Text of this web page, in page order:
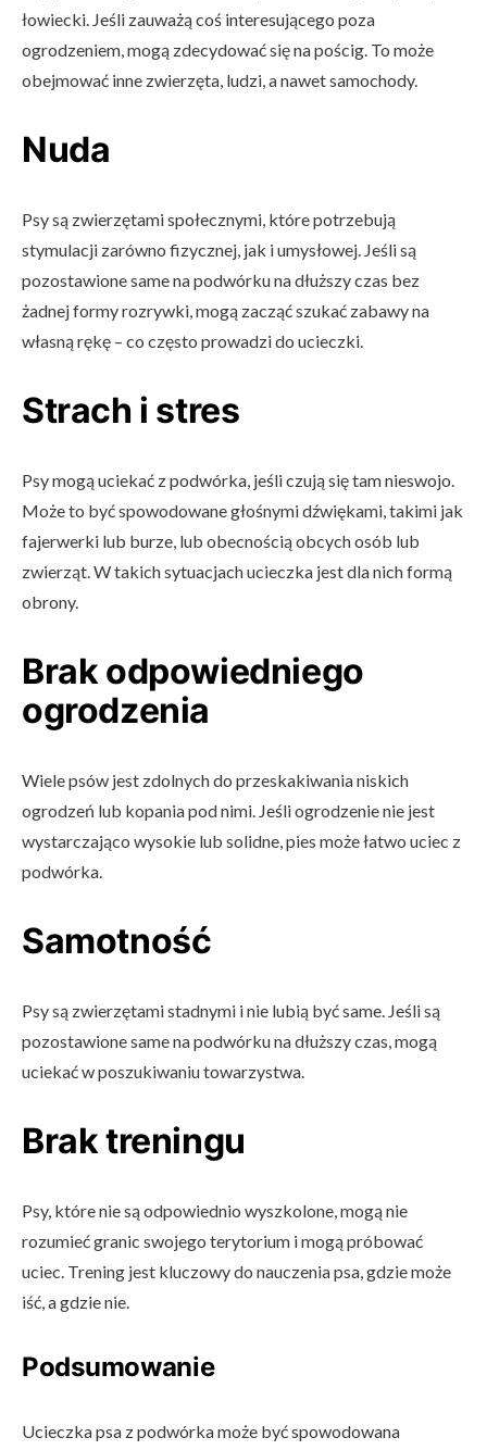
łowiecki. Jeśli zauważą coś interesującego poza
ogrodzeniem, mogą zdecydować się na pościg. To może
obejmować inne zwierzęta, ludzi, a nawet samochody.
Nuda
Psy są zwierzętami społecznymi, które potrzebują
stymulacji zarówno fizycznej, jak i umysłowej. Jeśli są
pozostawione same na podwórku na dłuższy czas bez
żadnej formy rozrywki, mogą zacząć szukać zabawy na
własną rękę – co często prowadzi do ucieczki.
Strach i stres
Psy mogą uciekać z podwórka, jeśli czują się tam nieswojo.
Może to być spowodowane głośnymi dźwiękami, takimi jak
fajerwerki lub burze, lub obecnością obcych osób lub
zwierząt. W takich sytuacjach ucieczka jest dla nich formą
obrony.
Brak odpowiedniego
ogrodzenia
Wiele psów jest zdolnych do przeskakiwania niskich
ogrodzeń lub kopania pod nimi. Jeśli ogrodzenie nie jest
wystarczająco wysokie lub solidne, pies może łatwo uciec z
podwórka.
Samotność
Psy są zwierzętami stadnymi i nie lubią być same. Jeśli są
pozostawione same na podwórku na dłuższy czas, mogą
uciekać w poszukiwaniu towarzystwa.
Brak treningu
Psy, które nie są odpowiednio wyszkolone, mogą nie
rozumieć granic swojego terytorium i mogą próbować
uciec. Trening jest kluczowy do nauczenia psa, gdzie może
iść, a gdzie nie.
Podsumowanie
Ucieczka psa z podwórka może być spowodowana